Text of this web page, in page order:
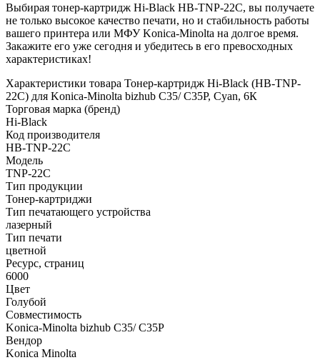
Выбирая тонер-картридж Hi-Black HB-TNP-22C, вы получаете
не только высокое качество печати, но и стабильность работы
вашего принтера или МФУ Konica-Minolta на долгое время.
Закажите его уже сегодня и убедитесь в его превосходных
характеристиках!
Характеристики товара Тонер-картридж Hi-Black (HB-TNP-
22C) для Konica-Minolta bizhub C35/ C35P, Cyan, 6К
Торговая марка (бренд)
Hi-Black
Код производителя
HB-TNP-22C
Модель
TNP-22C
Тип продукции
Тонер-картриджи
Тип печатающего устройства
лазерный
Тип печати
цветной
Ресурс, страниц
6000
Цвет
Голубой
Совместимость
Konica-Minolta bizhub C35/ C35P
Вендор
Konica Minolta